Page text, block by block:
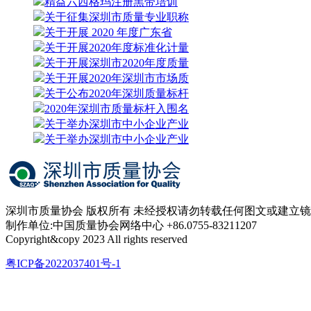
关于征集深圳市质量专业职称
关于开展 2020 年度广东省
关于开展2020年度标准化计量
关于开展深圳市2020年度质量
关于开展2020年深圳市市场质
关于公布2020年深圳质量标杆
2020年深圳市质量标杆入围名
关于举办深圳市中小企业产业
关于举办深圳市中小企业产业
深圳市质量协会 版权所有 未经授权请勿转载任何图文或建立
制作单位:中国质量协会网络中心 +86.0755-83211207
Copyright&copy 2023 All rights reserved
粤ICP备2022037401号-1